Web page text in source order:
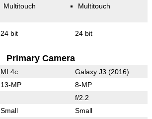
Multitouch Multitouch
24 bit 24 bit
Primary Camera
MI 4c Galaxy J3 (2016)
13-MP 8-MP
f/2.2
Small Small